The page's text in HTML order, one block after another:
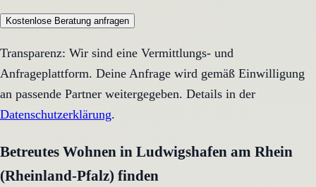
Kostenlose Beratung anfragen
Transparenz: Wir sind eine Vermittlungs- und
Anfrageplattform. Deine Anfrage wird gemäß Einwilligung
an passende Partner weitergegeben. Details in der
Datenschutzerklärung.
Betreutes Wohnen in Ludwigshafen am Rhein
(Rheinland-Pfalz) finden